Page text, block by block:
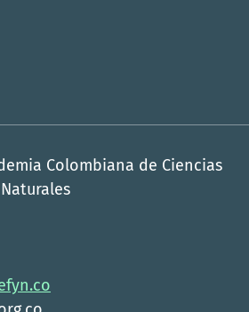
Colombiana de Ciencias